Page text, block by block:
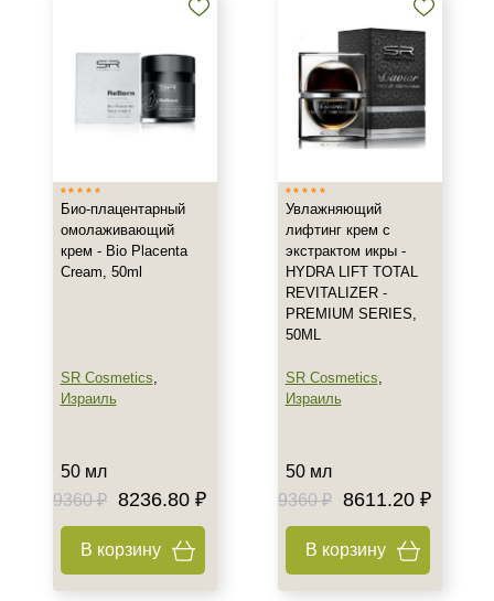
Био-плацентарный
омолаживающий
крем - Bio Placenta
Cream, 50ml
SR Cosmetics,
Израиль
50 мл
9360 ₽ 8236.80 ₽
В корзину
Увлажняющий
лифтинг крем с
экстрактом икры -
HYDRA LIFT TOTAL
REVITALIZER -
PREMIUM SERIES,
50ML
SR Cosmetics,
Израиль
50 мл
9360 ₽ 8611.20 ₽
В корзину